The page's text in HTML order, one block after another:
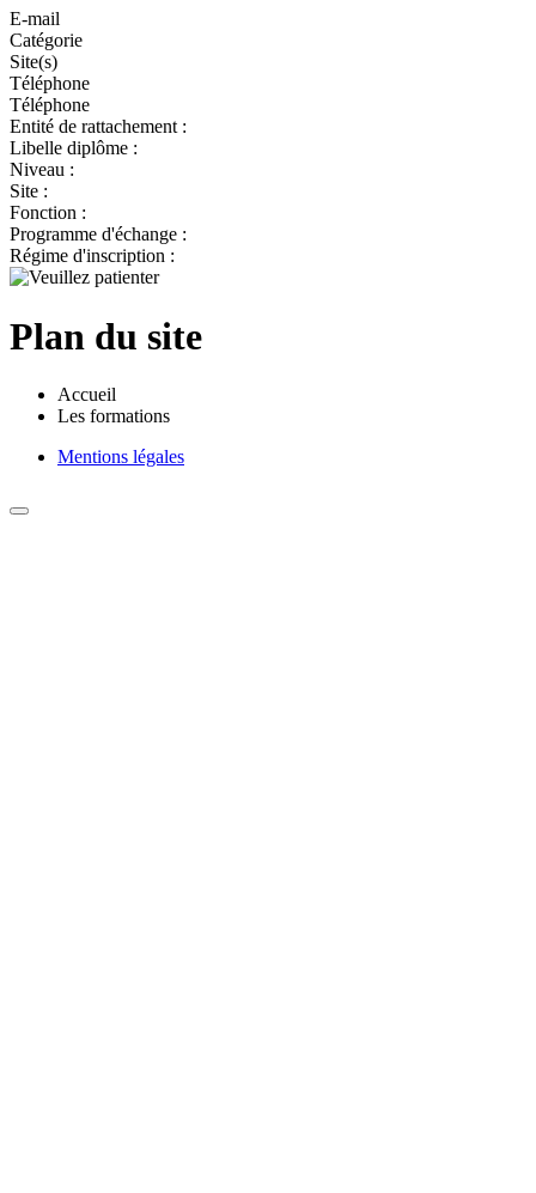
E-mail
Catégorie
Site(s)
Téléphone
Téléphone
Entité de rattachement :
Libelle diplôme :
Niveau :
Site :
Fonction :
Programme d'échange :
Régime d'inscription :
Plan du site
Accueil
Les formations
Mentions légales